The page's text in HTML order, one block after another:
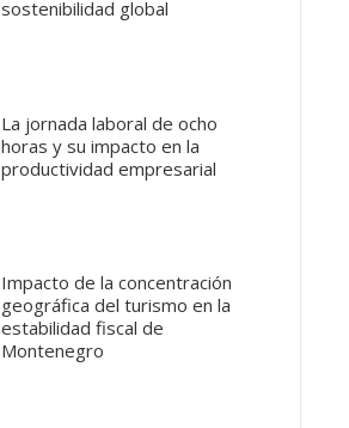
sostenibilidad global
La jornada laboral de ocho
horas y su impacto en la
productividad empresarial
Impacto de la concentración
geográfica del turismo en la
estabilidad fiscal de
Montenegro